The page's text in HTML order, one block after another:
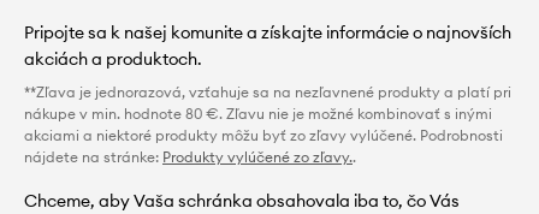
Pripojte sa k našej komunite a získajte informácie o najnovších
akciách a produktoch.
**Zľava je jednorazová, vzťahuje sa na nezľavnené produkty a platí pri
nákupe v min. hodnote 80 €. Zľavu nie je možné kombinovať s inými
akciami a niektoré produkty môžu byť zo zľavy vylúčené. Podrobnosti
nájdete na stránke: Produkty vylúčené zo zľavy..
Chceme, aby Vaša schránka obsahovala iba to, čo Vás